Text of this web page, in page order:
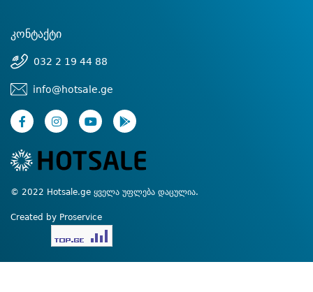
კონტაქტი
032 2 19 44 88
info@hotsale.ge
© 2022 Hotsale.ge ყველა უფლება დაცულია.
Created by Proservice